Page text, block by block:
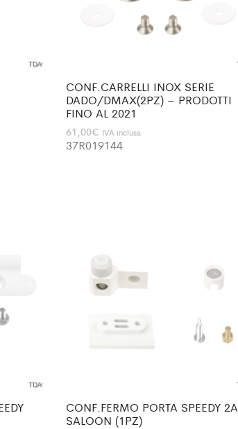
CONF.CARRELLI INOX SERIE
DADO/DMAX(2PZ) – PRODOTTI
FINO AL 2021
61,00€ IVA inclusa
37R019144
CONF.FERMO PORTA SPEEDY 2A
SALOON (1PZ)